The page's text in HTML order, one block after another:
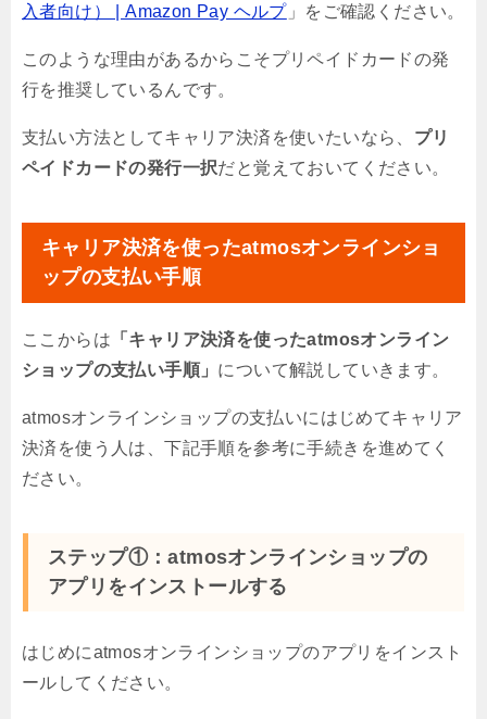
入者向け） | Amazon Pay ヘルプ」をご確認ください。
このような理由があるからこそプリペイドカードの発
行を推奨しているんです。
支払い方法としてキャリア決済を使いたいなら、 プリ
ペイドカードの発行一択だと覚えておいてください。
キャリア決済を使ったatmosオンラインショ
ップの支払い手順
ここからは 「キャリア決済を使ったatmosオンライン
ショップの支払い手順」 について解説していきます。
atmosオンラインショップの支払いにはじめてキャリア
決済を使う人は、下記手順を参考に手続きを進めてく
ださい。
ステップ①：atmosオンラインショップの
アプリをインストールする
はじめにatmosオンラインショップのアプリをインスト
ールしてください。